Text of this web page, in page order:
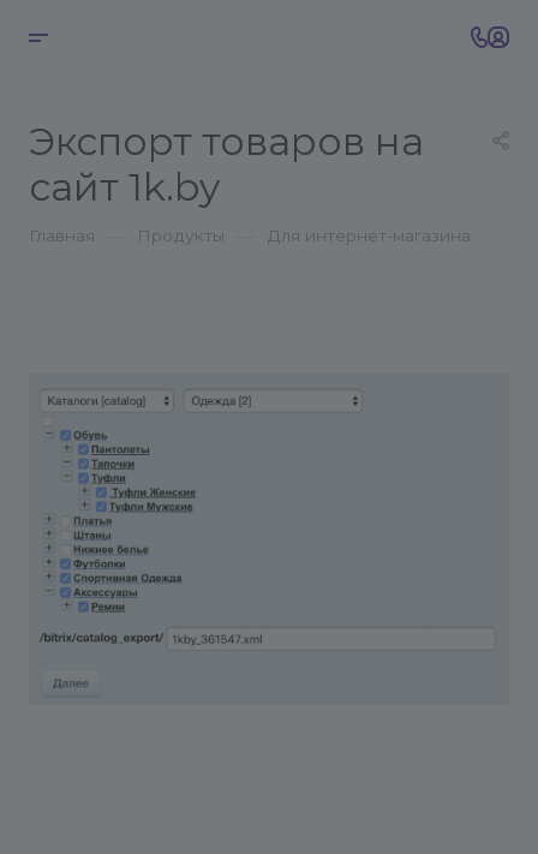
Экспорт товаров на
сайт 1k.by
Главная Продукты Для интернет-магазина